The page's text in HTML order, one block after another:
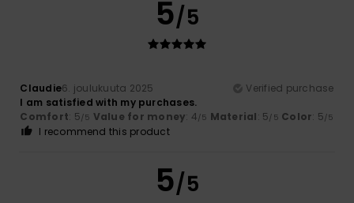
5/5
Claudie6. joulukuuta 2025
Verified purchase
I am satisfied with my purchases.
Comfort: 5/5 Value for money: 4/5 Material: 5/5 Color: 5/5
I recommend this product
5/5